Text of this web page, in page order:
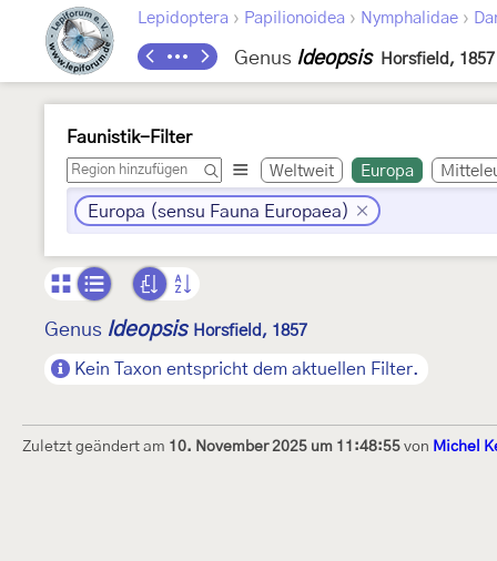
Lepidoptera › Papilionoidea › Nymphalidae ›
Genus Ideopsis Horsfield, 1857
Faunistik-Filter
Weltweit Europa
Europa (sensu Fauna Europaea)
Genus Ideopsis Horsfield, 1857
Kein Taxon entspricht dem aktuellen Filter.
Zuletzt geändert am 10. November 2025 um 11:48:55 von Michel